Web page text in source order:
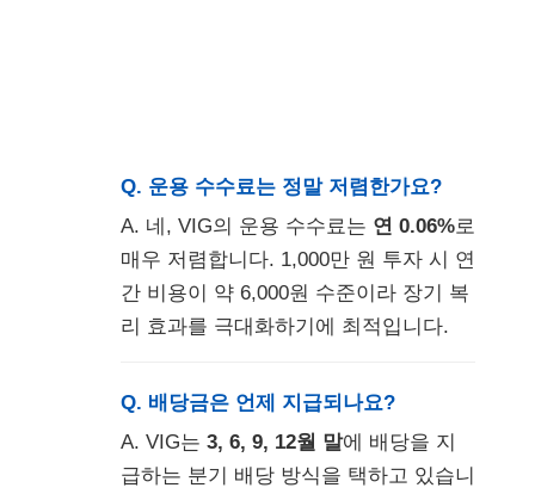
Q. 운용 수수료는 정말 저렴한가요?
A. 네, VIG의 운용 수수료는 연 0.06%로
매우 저렴합니다. 1,000만 원 투자 시 연
간 비용이 약 6,000원 수준이라 장기 복
리 효과를 극대화하기에 최적입니다.
Q. 배당금은 언제 지급되나요?
A. VIG는 3, 6, 9, 12월 말에 배당을 지
급하는 분기 배당 방식을 택하고 있습니